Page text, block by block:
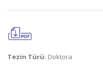
Tezin Türü: Doktora